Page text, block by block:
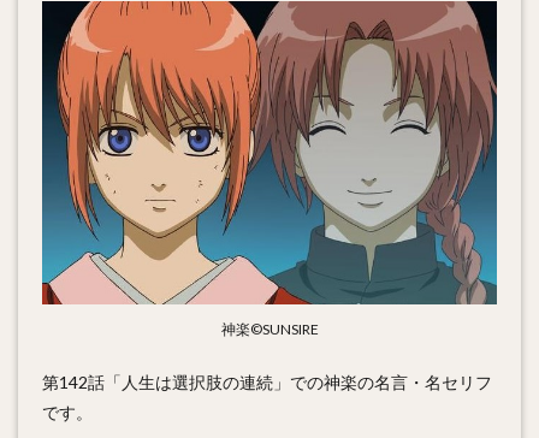
神楽©SUNSIRE
第142話「人生は選択肢の連続」での神楽の名言・名セリフ
です。